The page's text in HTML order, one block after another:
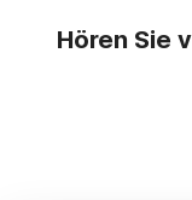
Hören Sie